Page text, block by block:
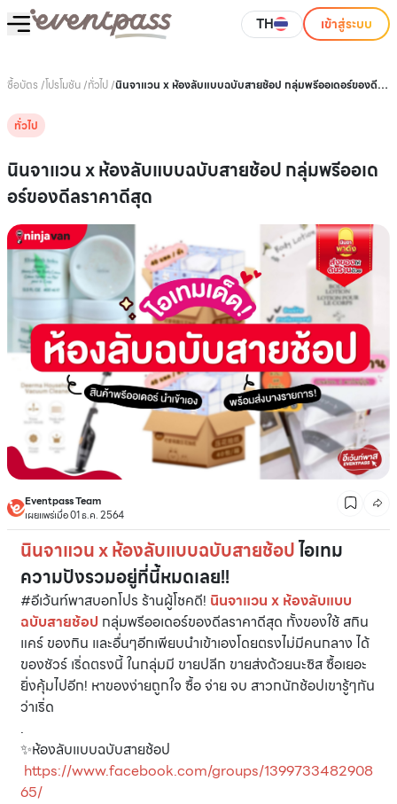
TH เข้าสู่ระบบ
ซื้อบัตร /โปรโมชัน/ทั่วไป/นินจาแวน x ห้องลับแบบฉบับสายช้อป กลุ่มพรีออเดอร์ของดีล
ทั่วไป
นินจาแวน x ห้องลับแบบฉบับสายช้อป กลุ่มพรีออเด
อร์ของดีลราคาดีสุด
Eventpass Team
เผยแพร่เมื่อ 01 ธ.ค. 2564
นินจาแวน x ห้องลับแบบฉบับสายช้อปไอเทม
ความปังรวมอยู่ที่นี้หมดเลย!!
#อีเว้นท์พาสบอกโปร ร้านผู้โชคดี! นินจาแวน x ห้องลับแบบ
ฉบับสายช้อป กลุ่มพรีออเดอร์ของดีลราคาดีสุด ทั้งของใช้ สกิน
แคร์ ของกิน และอื่นๆอีกเพียบนำเข้าเองโดยตรงไม่มีคนกลาง ได้
ของชัวร์ เริ่ดตรงนี้ ในกลุ่มมี ขายปลีก ขายส่งด้วยนะซิส ซื้อเยอะ
ยิ่งคุ้มไปอีก! หาของง่ายถูกใจ ซื้อ จ่าย จบ สาวกนักช้อปเขารู้ๆกัน
ว่าเริ่ด
.
✨ห้องลับแบบฉบับสายช้อป
https://www.facebook.com/groups/1399733482908
65/